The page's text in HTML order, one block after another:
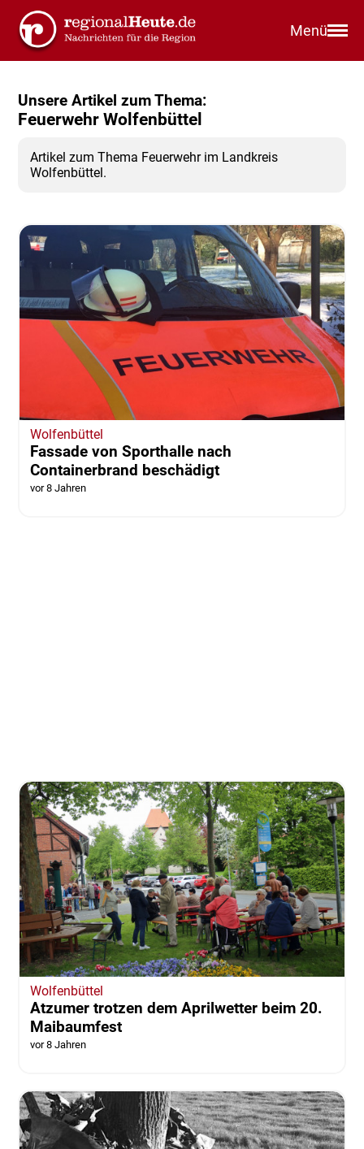
Menü
Unsere Artikel zum Thema:
Feuerwehr Wolfenbüttel
Artikel zum Thema Feuerwehr im Landkreis
Wolfenbüttel.
Wolfenbüttel
Fassade von Sporthalle nach
Containerbrand beschädigt
vor 8 Jahren
Wolfenbüttel
Atzumer trotzen dem Aprilwetter beim 20.
Maibaumfest
vor 8 Jahren